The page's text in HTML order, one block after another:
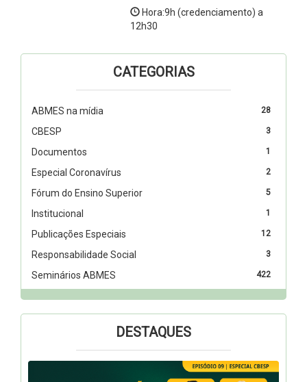
Hora:9h (credenciamento) a
12h30
CATEGORIAS
28
ABMES na mídia
3
CBESP
1
Documentos
2
Especial Coronavírus
5
Fórum do Ensino Superior
1
Institucional
12
Publicações Especiais
3
Responsabilidade Social
422
Seminários ABMES
DESTAQUES